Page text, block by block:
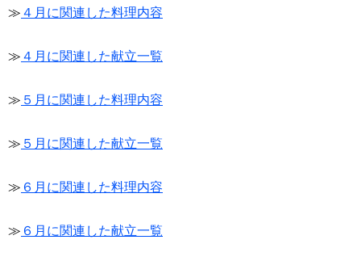
≫ ４月に関連した料理内容
≫ ４月に関連した献立一覧
≫ ５月に関連した料理内容
≫ ５月に関連した献立一覧
≫ ６月に関連した料理内容
≫ ６月に関連した献立一覧